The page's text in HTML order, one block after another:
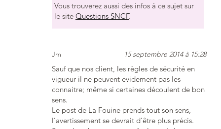
Vous trouverez aussi des infos à ce sujet sur
le site Questions SNCF.
Jm 15 septembre 2014 à 15:28
Sauf que nos client, les règles de sécurité en
vigueur il ne peuvent evidement pas les
connaitre; même si certaines découlent de bon
sens.
Le post de La Fouine prends tout son sens,
l’avertissement se devrait d’être plus précis.